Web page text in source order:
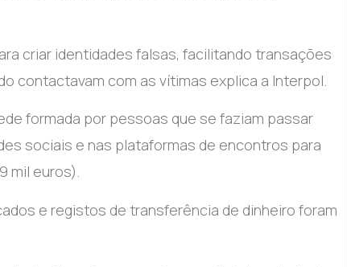
criar identidades falsas, facilitando transações
contactavam com as vítimas explica a Interpol.
formada por pessoas que se faziam passar
sociais e nas plataformas de encontros para
mil euros).
e registos de transferência de dinheiro foram